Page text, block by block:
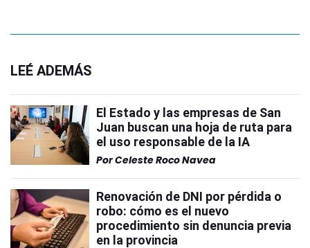
LEÉ ADEMÁS
El Estado y las empresas de San
Juan buscan una hoja de ruta para
el uso responsable de la IA
PorCeleste Roco Navea
Renovación de DNI por pérdida o
robo: cómo es el nuevo
procedimiento sin denuncia previa
en la provincia